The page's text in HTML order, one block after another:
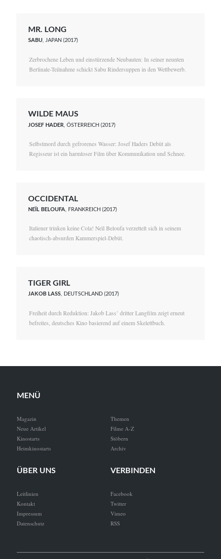
MR. LONG
SABU, JAPAN (2017)
Zerbrochene Leben und einstürzende Neubauten: In seiner neunten
Berlinale-Teilnahme schickt Sabu Rindersuppen in den Wettbewerb.
WILDE MAUS
JOSEF HADER , ÖSTERREICH (2017)
Selbstmord durch gefrorenes Wasser: Josef Haders Debüt als
Regisseur ist ein harmloser Film über Kommunikation und Schnee.
OCCIDENTAL
NEÏL BELOUFA , FRANKREICH (2017)
Italiener trinken keine Cola! Neïl Beloufa verzettelt sich in seinem
chaotisch-absurden Kammerspiel-Debüt.
TIGER GIRL
JAKOB LASS, DEUTSCHLAND (2017)
Freiheit durch Reduktion: Jakob Lass’ dritter Langfilm zeigt erneut
befreites, deutsches Kino basierend auf einem Skelettbuch.
MENÜ
Magazin
Neue Artikel
Kinostarts
Heimkinostarts
Themen
Filme A-Z
Stöbern
Archiv
ÜBER UNS
Leitlinien
Kontakt
Impressum
Datenschutz
VERBINDEN
Facebook
Twitter
Vimeo
RSS